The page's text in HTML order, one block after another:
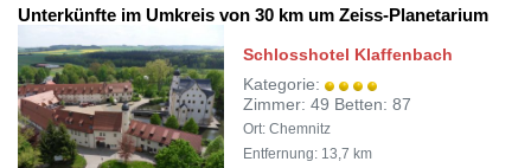
Unterkünfte im Umkreis von 30 km um Zeiss-Planetarium
Schlosshotel Klaffenbach
Kategorie:
Zimmer: 49 Betten: 87
Ort: Chemnitz
Entfernung: 13,7 km